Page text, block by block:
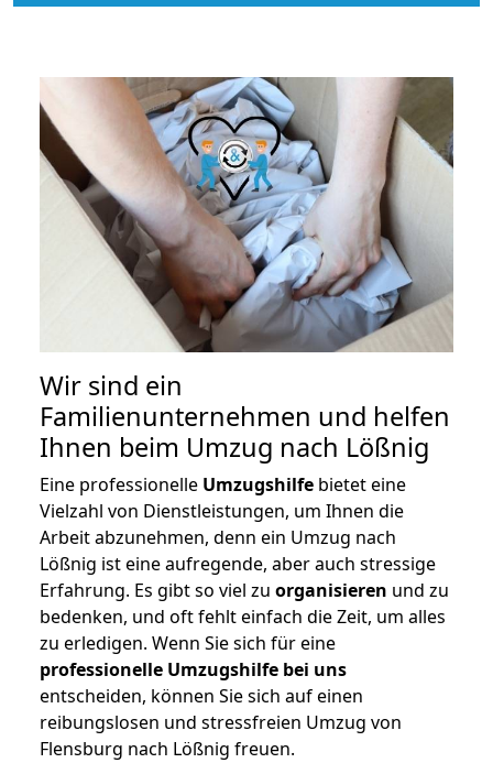
Wir sind ein
Familienunternehmen und helfen
Ihnen beim Umzug nach Lößnig
Eine professionelle Umzugshilfe bietet eine
Vielzahl von Dienstleistungen, um Ihnen die
Arbeit abzunehmen, denn ein Umzug nach
Lößnig ist eine aufregende, aber auch stressige
Erfahrung. Es gibt so viel zu organisieren und zu
bedenken, und oft fehlt einfach die Zeit, um alles
zu erledigen. Wenn Sie sich für eine
professionelle Umzugshilfe bei uns
entscheiden, können Sie sich auf einen
reibungslosen und stressfreien Umzug von
Flensburg nach Lößnig freuen.